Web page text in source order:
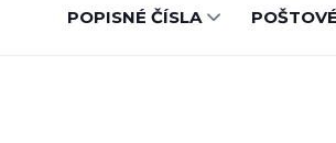
POPISNÉ ČÍSLA